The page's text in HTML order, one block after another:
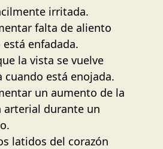
irritada.
falta de aliento
está enfadada.
la vista se vuelve
cuando está enojada.
un aumento de la
arterial durante un
latidos del corazón